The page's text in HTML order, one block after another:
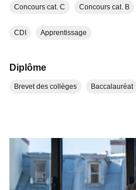
Concours cat. C Concours cat. B
CDI Apprentissage
Diplôme
Brevet des collèges Baccalauréat